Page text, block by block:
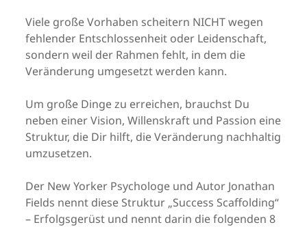
Viele große Vorhaben scheitern NICHT wegen
fehlender Entschlossenheit oder Leidenschaft,
sondern weil der Rahmen fehlt, in dem die
Veränderung umgesetzt werden kann.
Um große Dinge zu erreichen, brauchst Du
neben einer Vision, Willenskraft und Passion eine
Struktur, die Dir hilft, die Veränderung nachhaltig
umzusetzen.
Der New Yorker Psychologe und Autor Jonathan
Fields nennt diese Struktur „Success Scaffolding“
– Erfolgsgerüst und nennt darin die folgenden 8